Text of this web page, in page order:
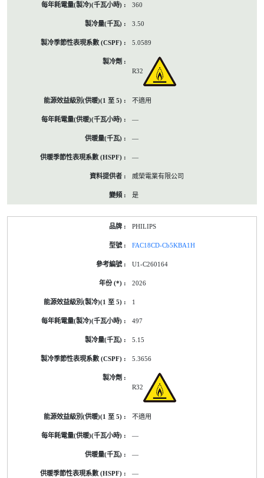
360
3.50
5.0589
R32
不適用
—
—
—
威榮電業有限公司
是
PHILIPS
FAC18CD-Cb5KBA1H
U1-C260164
2026
1
497
5.15
5.3656
R32
不適用
—
—
—